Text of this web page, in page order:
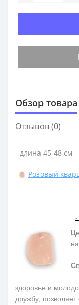
Обзор товара
Отзывов (0)
- длина 45-48 см
- Розовый
-
здоровье и
дружбу,